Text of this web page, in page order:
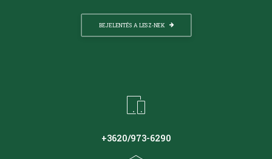
BEJELENTÉS A LESZ-NEK
+3620/973-6290